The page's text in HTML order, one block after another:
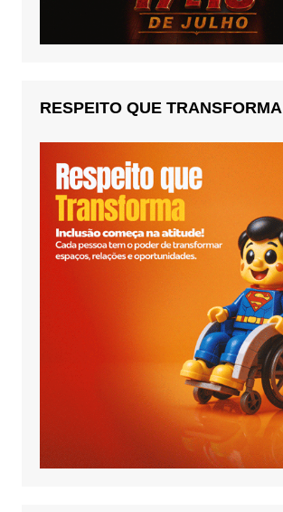
RESPEITO QUE TRANSFORMA